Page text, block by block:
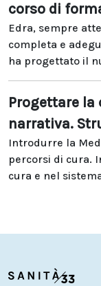
corso di
Edra, sempre
completa e
ha progettato il
Progettare la
narrativa.
Introdurre la
percorsi di cura.
cura e nel